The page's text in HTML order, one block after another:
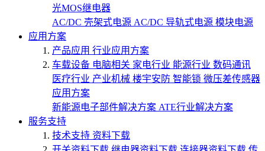
光MOS继电器
AC/DC 壳架式电源 AC/DC 导轨式电源 模块电源
应用方案
产品应用 行业应用方案
车载设备 电脑相关 家电行业 能源行业 数码通讯
医疗行业 产业机械 楼宇安防 智能锁 微压差传感器
应用方案
新能源电子部件解决方案 ATE行业解决方案
服务支持
技术支持 资料下载